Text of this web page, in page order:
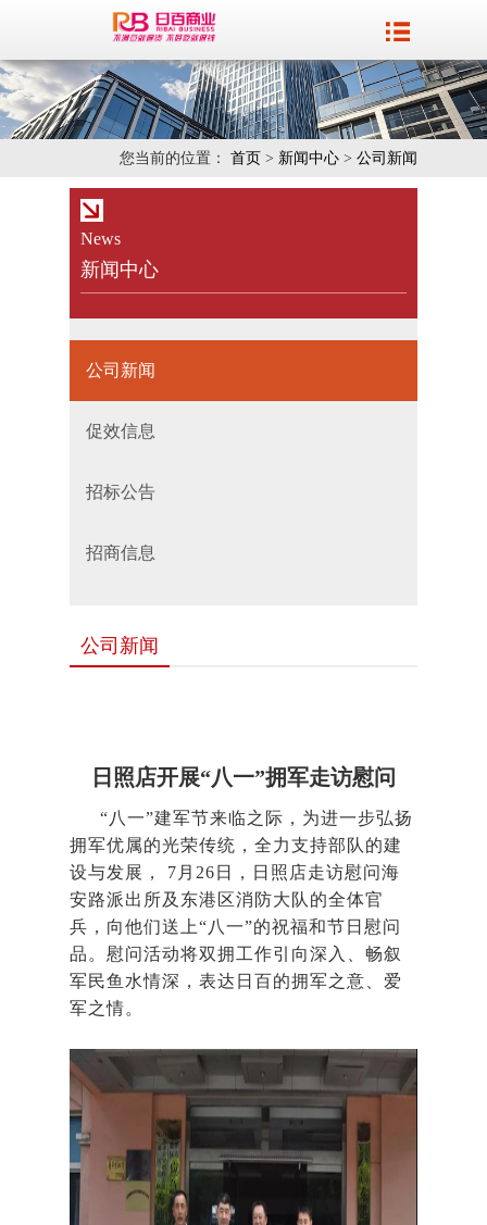
您当前的位置： 首页 > 新闻中心 > 公司新闻
News
新闻中心
公司新闻
促效信息
招标公告
招商信息
公司新闻
日照店开展“八一”拥军走访慰问
“八一”建军节来临之际，为进一步弘扬
拥军优属的光荣传统，全力支持部队的建
设与发展， 7月26日，日照店走访慰问海
安路派出所及东港区消防大队的全体官
兵，向他们送上“八一”的祝福和节日慰问
品。慰问活动将双拥工作引向深入、畅叙
军民鱼水情深，表达日百的拥军之意、爱
军之情。